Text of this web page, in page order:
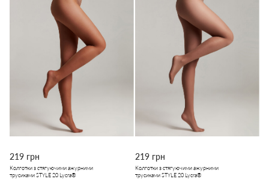
219 грн
Колготки з стягуючими ажурними
трусиками STYLE 20 Lycra®
219 грн
Колготки з стягуючими ажурними
трусиками STYLE 20 Lycra®